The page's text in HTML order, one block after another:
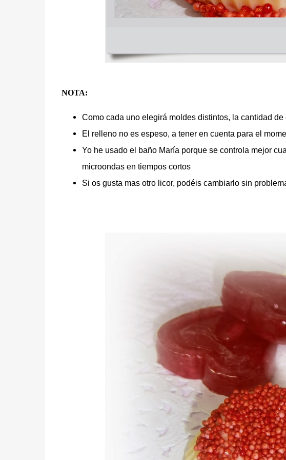
NOTA:
Como cada uno elegirá moldes distintos, la cantidad de
El relleno no es espeso, a tener en cuenta para el
Yo he usado el baño María porque se controla mejor
microondas en tiempos cortos
Si os gusta mas otro licor, podéis cambiarlo sin